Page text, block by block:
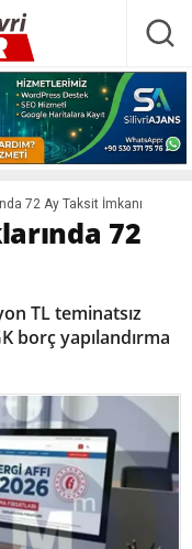
72 Ay Taksit İmkanı
72
TL teminatsız
borç yapılandırma